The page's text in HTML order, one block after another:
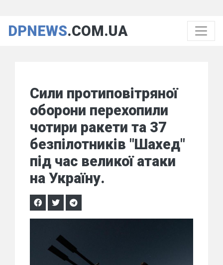
DPNEWS.COM.UA
Сили протиповітряної
оборони перехопили
чотири ракети та 37
безпілотників "Шахед"
під час великої атаки
на Україну.